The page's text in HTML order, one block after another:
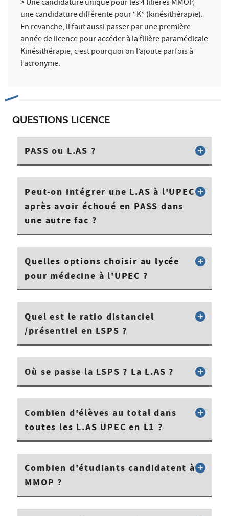
> Une candidature unique pour les 4 filières MMOP,
une candidature différente pour “K” (kinésithérapie).
En revanche, il faut aussi passer par une première
année de licence pour accéder à la filière paramédicale
Kinésithérapie, c’est pourquoi on l’ajoute parfois à
l’acronyme.
QUESTIONS LICENCE
PASS ou L.AS ?
Peut-on intégrer une L.AS à l'UPEC
après avoir échoué en PASS dans
une autre fac ?
Quelles options choisir au lycée
pour médecine à l'UPEC ?
Quel est le ratio distanciel
/présentiel en LSPS ?
Où se passe la LSPS ? La L.AS ?
Combien d'élèves au total dans
toutes les L.AS UPEC en L1 ?
Combien d'étudiants candidatent à
MMOP ?